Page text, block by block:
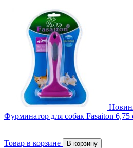
Фурминатор для собак Fasaiton 6,75
Товар в корзине В корзину